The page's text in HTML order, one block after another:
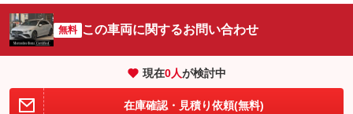
アイドリングストップ
：装備あり
USB入力端子
：装備あり Bluetooth接続
クリーンディーゼル
：装備なし
センターデフロック
：装備なし
キーレス
：装備あり ：装備あり
HID(キセノンライト)
：装備なし
ETC2.0
：装備あり
エアロ
：装備なし スマートキー
：装備あり
無料 この車両に関するお問い合わせ
現在0人が検討中
在庫確認・見積り依頼(無料)